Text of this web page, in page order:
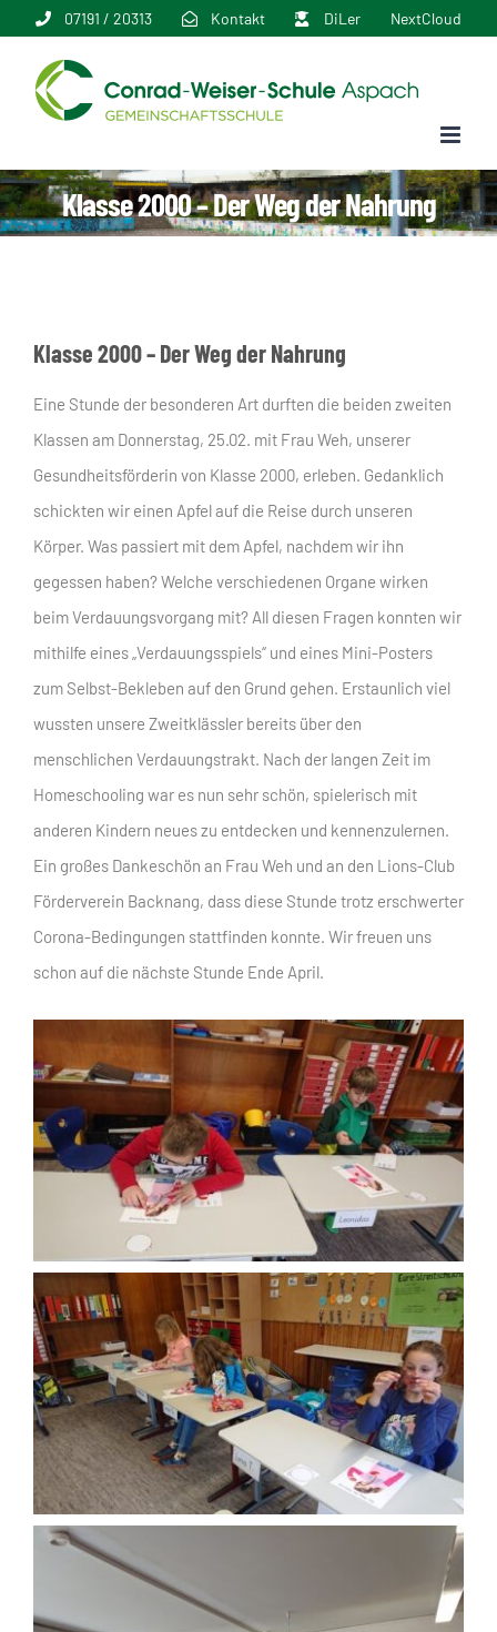
springen
07191 / 20313 Kontakt DiLer NextCloud
Klasse 2000 – Der Weg der Nahrung
Klasse 2000 – Der Weg der Nahrung
Eine Stunde der besonderen Art durften die beiden zweiten
Klassen am Donnerstag, 25.02. mit Frau Weh, unserer
Gesundheitsförderin von Klasse 2000, erleben. Gedanklich
schickten wir einen Apfel auf die Reise durch unseren
Körper. Was passiert mit dem Apfel, nachdem wir ihn
gegessen haben? Welche verschiedenen Organe wirken
beim Verdauungsvorgang mit? All diesen Fragen konnten wir
mithilfe eines „Verdauungsspiels“ und eines Mini-Posters
zum Selbst-Bekleben auf den Grund gehen. Erstaunlich viel
wussten unsere Zweitklässler bereits über den
menschlichen Verdauungstrakt. Nach der langen Zeit im
Homeschooling war es nun sehr schön, spielerisch mit
anderen Kindern neues zu entdecken und kennenzulernen.
Ein großes Dankeschön an Frau Weh und an den Lions-Club
Förderverein Backnang, dass diese Stunde trotz erschwerter
Corona-Bedingungen stattfinden konnte. Wir freuen uns
schon auf die nächste Stunde Ende April.